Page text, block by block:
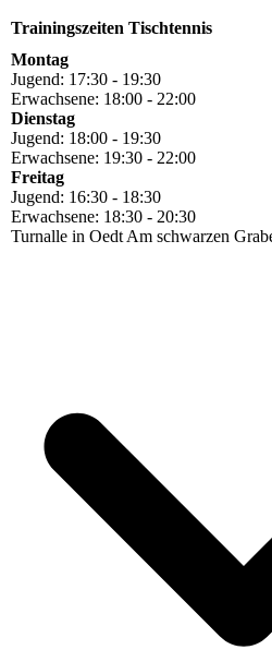
Trainingszeiten Tischtennis
Montag
Jugend: 17:30 - 19:30
Erwachsene: 18:00 - 22:00
Dienstag
Jugend: 18:00 - 19:30
Erwachsene: 19:30 - 22:00
Freitag
Jugend: 16:30 - 18:30
Erwachsene: 18:30 - 20:30
Turnalle in Oedt Am schwarzen